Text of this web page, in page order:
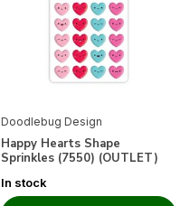
Doodlebug Design
Happy Hearts Shape
Sprinkles (7550) (OUTLET)
In stock